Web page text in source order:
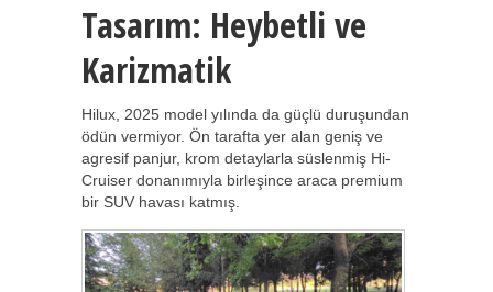
Tasarım: Heybetli ve
Karizmatik
Hilux, 2025 model yılında da güçlü duruşundan
ödün vermiyor. Ön tarafta yer alan geniş ve
agresif panjur, krom detaylarla süslenmiş Hi-
Cruiser donanımıyla birleşince araca premium
bir SUV havası katmış.